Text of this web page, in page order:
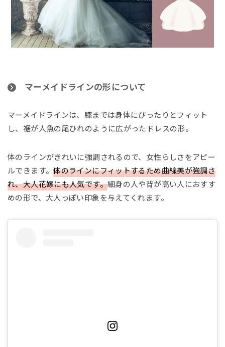
マーメイドラインの形について
マーメイドラインは、膝までは身体にぴったりとフィット
し、裾が人魚の尾ひれのように広がったドレスの形。
体のラインがきれいに強調されるので、女性らしさをアピー
ルできます。体のラインにフィットするため曲線美が強調さ
れ、大人花嫁にも人気です。細身の人や背が高い人におすす
めの形で、大人っぽい印象を与えてくれます。